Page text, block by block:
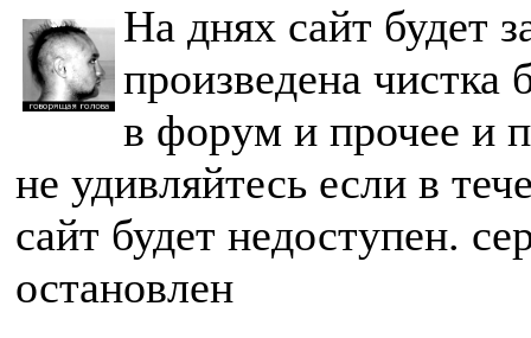
На днях сайт будет
произведена чистка
в форум и прочее и
не удивляйтесь если в
сайт будет недоступен.
остановлен